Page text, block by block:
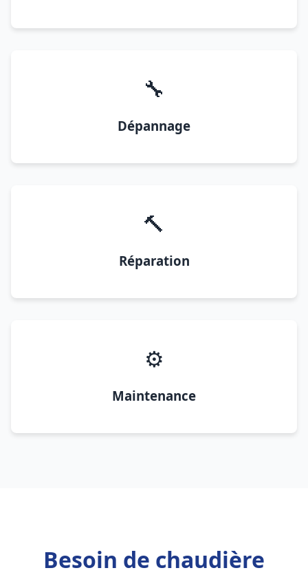
🔧
Dépannage
🔨
Réparation
⚙️
Maintenance
Besoin de chaudière